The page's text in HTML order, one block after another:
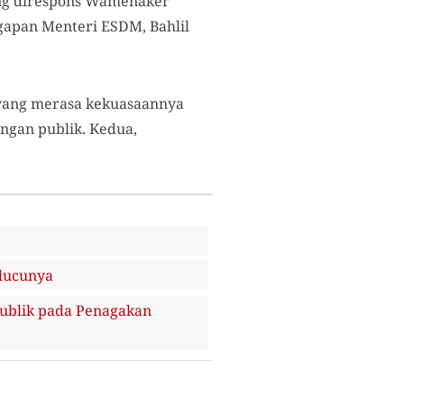
Menteri ESDM, Bahlil
merasa kekuasaannya
publik. Kedua,
pada Penagakan